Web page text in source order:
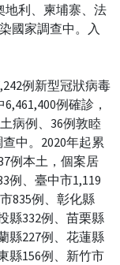
地利、柬埔寨、法
國家調查中。入
例新型冠狀病毒
例確診，
病例、36例敦睦
中。2020年起累
例本土，個案居
例、臺中市1,119
835例、彰化縣
縣332例、苗栗縣
縣227例、花蓮縣
縣156例、新竹市